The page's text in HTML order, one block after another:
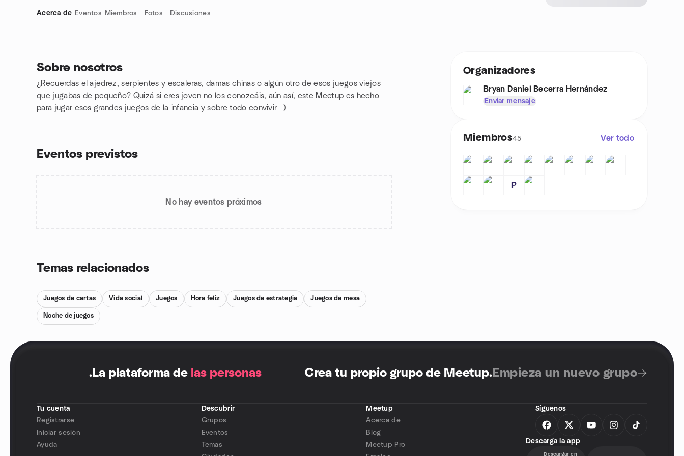
Acerca de Eventos Miembros Fotos Discusiones
Sobre nosotros
¿Recuerdas el ajedrez, serpientes y escaleras, damas chinas o algún otro de esos juegos viejos
que jugabas de pequeño? Quizá si eres joven no los conozcáis, aún así, este Meetup es hecho
para jugar esos grandes juegos de la infancia y sobre todo convivir =)
Eventos previstos
No hay eventos próximos
Enlaces de grupo
Temas relacionados
Juegos de cartas Vida social Juegos Hora feliz Juegos de estrategia Juegos de mesa
Noche de juegos
Organizadores
Bryan Daniel Becerra Hernández
Enviar mensaje
Miembros45 Ver todo
P
. La plataforma de las personas Crea tu propio grupo de Meetup. Empieza un nuevo grupo
Tu cuenta
Registrarse
Iniciar sesión
Ayuda
Descubrir
Grupos
Eventos
Temas
Meetup
Acerca de
Blog
Meetup Pro
Síguenos
Descarga la app
Descargar en